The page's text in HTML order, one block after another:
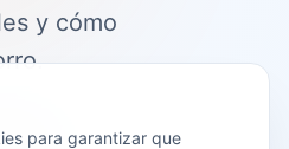
y cómo
guía:
para garantizar que